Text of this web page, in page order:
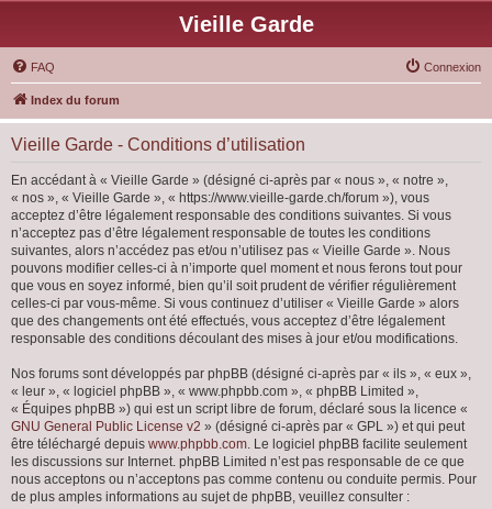
Vieille Garde
FAQ Connexion
Index du forum
Vieille Garde - Conditions d’utilisation
En accédant à « Vieille Garde » (désigné ci-après par « nous », « notre »,
« nos », « Vieille Garde », « https://www.vieille-garde.ch/forum »), vous
acceptez d’être légalement responsable des conditions suivantes. Si vous
n’acceptez pas d’être légalement responsable de toutes les conditions
suivantes, alors n’accédez pas et/ou n’utilisez pas « Vieille Garde ». Nous
pouvons modifier celles-ci à n’importe quel moment et nous ferons tout pour
que vous en soyez informé, bien qu’il soit prudent de vérifier régulièrement
celles-ci par vous-même. Si vous continuez d’utiliser « Vieille Garde » alors
que des changements ont été effectués, vous acceptez d’être légalement
responsable des conditions découlant des mises à jour et/ou modifications.
Nos forums sont développés par phpBB (désigné ci-après par « ils », « eux »,
« leur », « logiciel phpBB », « www.phpbb.com », « phpBB Limited »,
« Équipes phpBB ») qui est un script libre de forum, déclaré sous la licence «
GNU General Public License v2 » (désigné ci-après par « GPL ») et qui peut
être téléchargé depuis www.phpbb.com. Le logiciel phpBB facilite seulement
les discussions sur Internet. phpBB Limited n’est pas responsable de ce que
nous acceptons ou n’acceptons pas comme contenu ou conduite permis. Pour
de plus amples informations au sujet de phpBB, veuillez consulter :